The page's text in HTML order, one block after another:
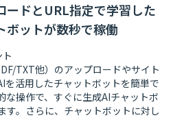
ードとURL指定で学習した
ボットが数秒で稼働
TXT他）のアップロードやサイト
を活用したチャットボットを簡単で
な操作で、すぐに生成AIチャットボ
す。さらに、チャットボットに対し